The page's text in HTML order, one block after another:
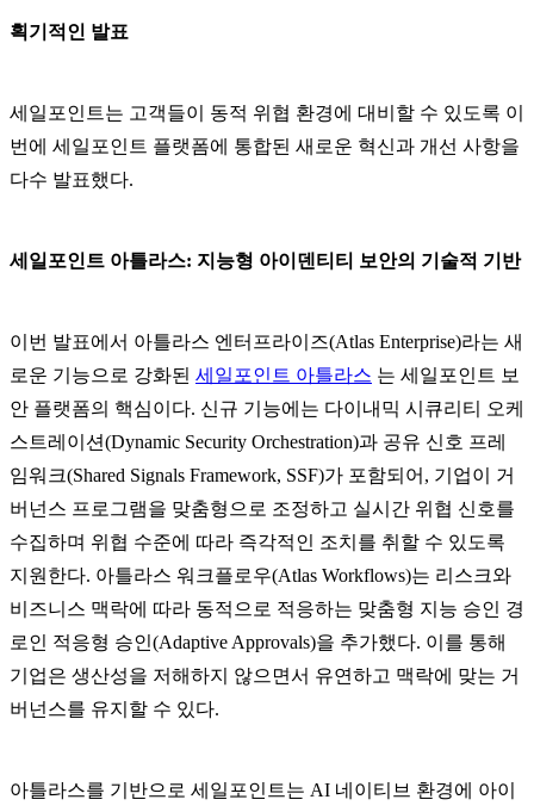
획기적인 발표
세일포인트는 고객들이 동적 위협 환경에 대비할 수 있도록 이
번에 세일포인트 플랫폼에 통합된 새로운 혁신과 개선 사항을
다수 발표했다.
세일포인트 아틀라스: 지능형 아이덴티티 보안의 기술적 기반
이번 발표에서 아틀라스 엔터프라이즈(Atlas Enterprise)라는 새
로운 기능으로 강화된 세일포인트 아틀라스 는 세일포인트 보
안 플랫폼의 핵심이다. 신규 기능에는 다이내믹 시큐리티 오케
스트레이션(Dynamic Security Orchestration)과 공유 신호 프레
임워크(Shared Signals Framework, SSF)가 포함되어, 기업이 거
버넌스 프로그램을 맞춤형으로 조정하고 실시간 위협 신호를
수집하며 위협 수준에 따라 즉각적인 조치를 취할 수 있도록
지원한다. 아틀라스 워크플로우(Atlas Workflows)는 리스크와
비즈니스 맥락에 따라 동적으로 적응하는 맞춤형 지능 승인 경
로인 적응형 승인(Adaptive Approvals)을 추가했다. 이를 통해
기업은 생산성을 저해하지 않으면서 유연하고 맥락에 맞는 거
버넌스를 유지할 수 있다.
아틀라스를 기반으로 세일포인트는 AI 네이티브 환경에 아이